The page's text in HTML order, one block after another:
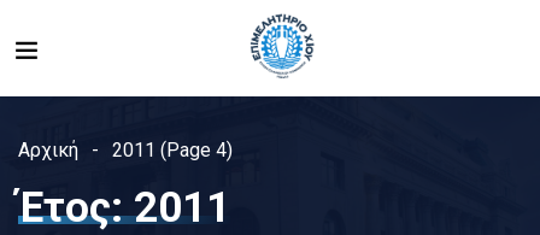
Αρχική 2011 (Page 4)
Έτος:2011